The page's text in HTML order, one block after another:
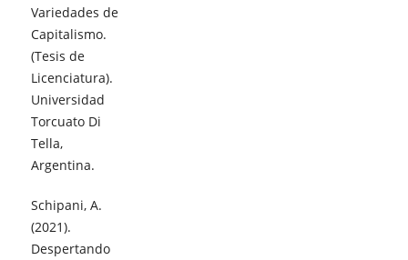
Variedades de
Capitalismo.
(Tesis de
Licenciatura).
Universidad
Torcuato Di
Tella,
Argentina.
Schipani, A.
(2021).
Despertando